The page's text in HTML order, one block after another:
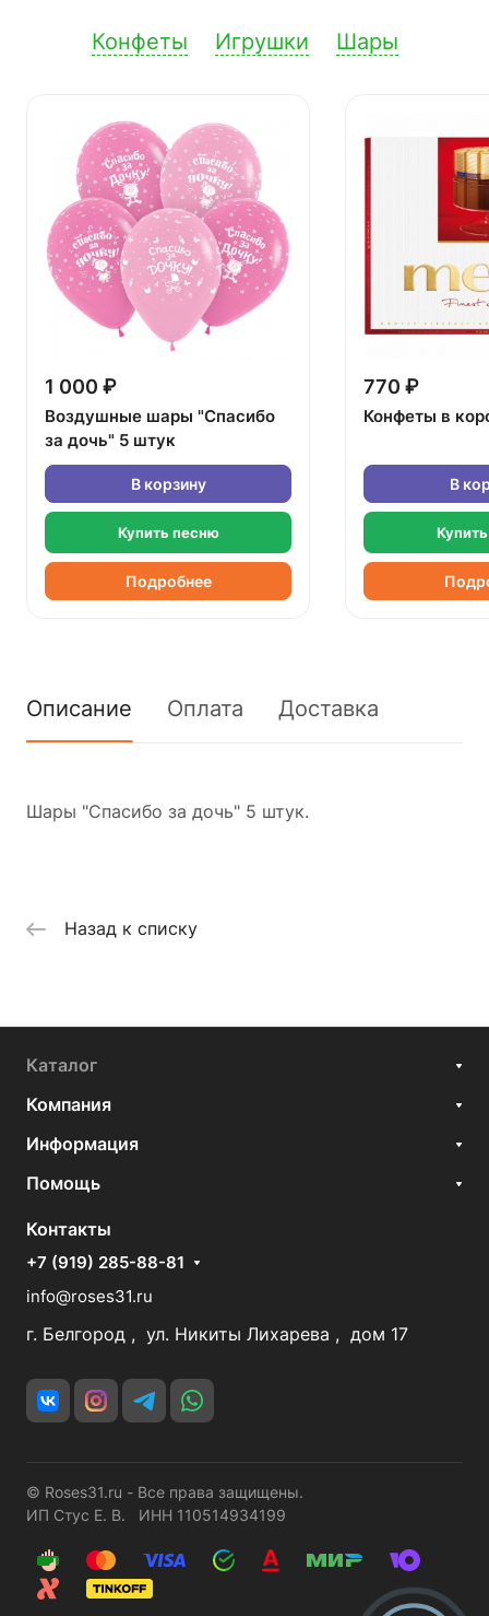
Конфеты Игрушки Шары
1 000 ₽
Воздушные шары "Спасибо
за дочь" 5 штук
В корзину
Купить песню
Подробнее
770 ₽
Конфеты в
В
Описание Оплата Доставка
Шары "Спасибо за дочь" 5 штук.
Назад к списку
Каталог
Компания
Информация
Помощь
Контакты
+7 (919) 285-88-81
info@roses31.ru
г. Белгород , ул. Никиты Лихарева , дом 17
© Roses31.ru - Все права защищены.
ИП Стус Е. В. ИНН 110514934199